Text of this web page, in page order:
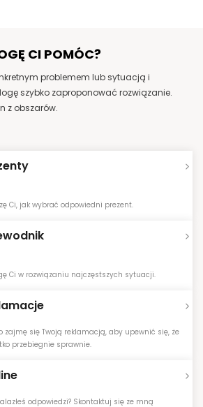
CI POMÓC?
problemem lub sytuacją i
szybko zaproponować rozwiązanie.
z obszarów.
Ci, jak wybrać odpowiedni prezent.
Ci w rozwiązaniu najczęstszych sytuacji.
zajmę się Twoją reklamacją, aby upewnić się, że
przebiegnie sprawnie.
odpowiedzi? Skontaktuj się ze mną